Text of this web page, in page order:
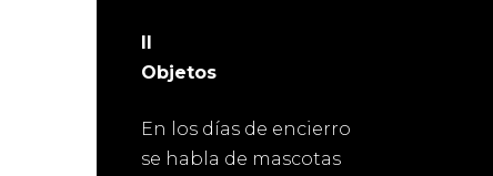
II
Objetos
En los días de encierro
se habla de mascotas